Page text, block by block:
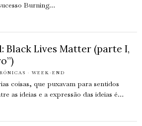
Burning…
Black Lives Matter (parte I,
· WEEK-END
coisas, que puxavam para sentidos
as ideias e a expressão das ideias é…